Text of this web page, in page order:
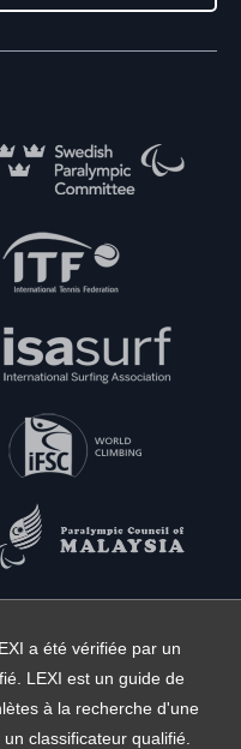
a été vérifiée par un
LEXI est un guide de
à la recherche d'une
classificateur qualifié.